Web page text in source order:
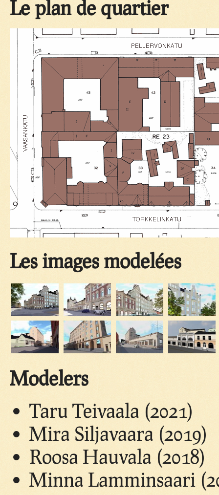
Le plan de quartier
Les images modelées
Modelers
Taru Teivaala (2021)
Mira Siljavaara (2019)
Roosa Hauvala (2018)
Minna Lamminsaari